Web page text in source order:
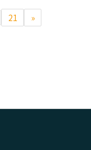
臨期避靜】—「轉
21 »